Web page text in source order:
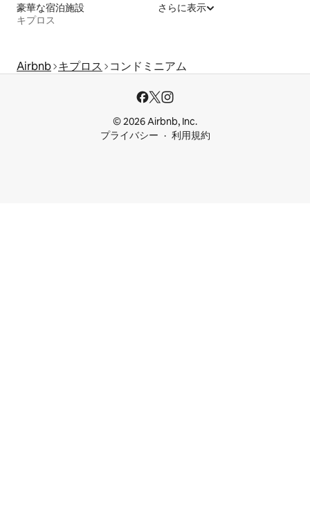
豪華な宿泊施設
キプロス
さらに表示
Airbnb キプロス コンドミニアム
© 2026 Airbnb, Inc.
プライバシー
利用規約